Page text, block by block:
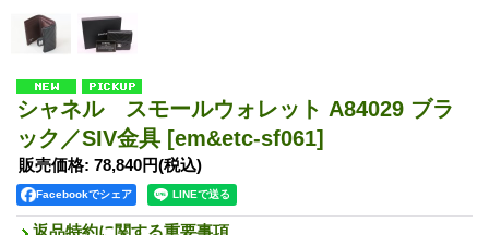
シャネル スモールウォレット A84029 ブラ
ック／SIV金具 [em&etc-sf061]
販売価格: 78,840円(税込)
Facebookでシェア
返品特約に関する重要事項